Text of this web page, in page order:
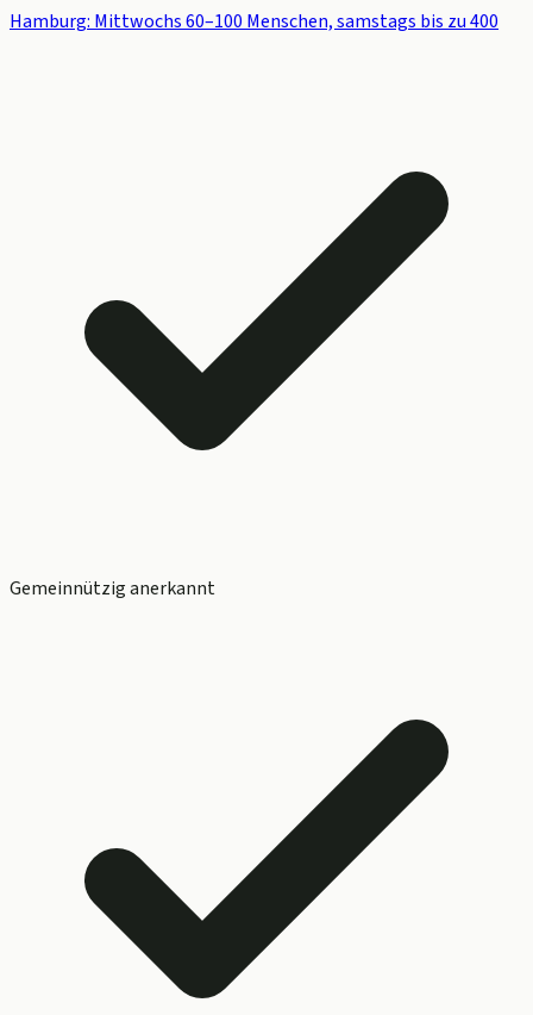
Hamburg: Mittwochs 60–100 Menschen, samstags bis zu 400
Gemeinnützig anerkannt